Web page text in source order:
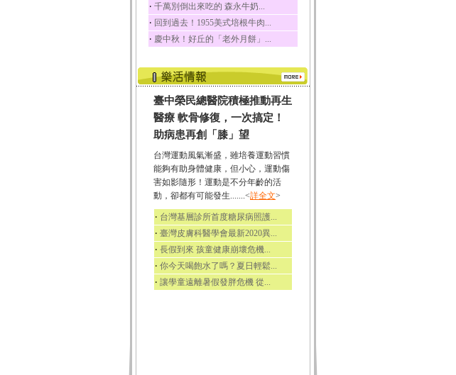
草魚
草魚含有維生素A、維生
素C、及豐富的蛋白...
‧ 千萬別倒出來吃的 森永牛奶...
‧ 回到過去！1955美式培根牛肉...
‧ 慶中秋！好丘的「老外月餅」...
臺中榮民總醫院積極推動再生
醫療 軟骨修復，一次搞定！
助病患再創「膝」望
台灣運動風氣漸盛，雖培養運動習慣
能夠有助身體健康，但小心，運動傷
害如影隨形！運動是不分年齡的活
動，卻都有可能發生.......<詳全文>
‧ 台灣基層診所首度糖尿病照護...
‧ 臺灣皮膚科醫學會最新2020異...
‧ 長假到來 孩童健康崩壞危機...
‧ 你今天喝飽水了嗎？夏日輕鬆...
‧ 讓學童遠離暑假發胖危機 從...